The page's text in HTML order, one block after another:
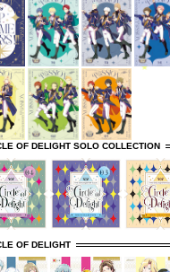
OF DELIGHT SOLO COLLECTION
OF DELIGHT